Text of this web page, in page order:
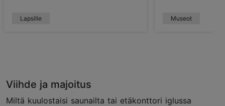
Lapsille Museot
Viihde ja majoitus
Miltä kuulostaisi saunailta tai etäkonttori iglussa